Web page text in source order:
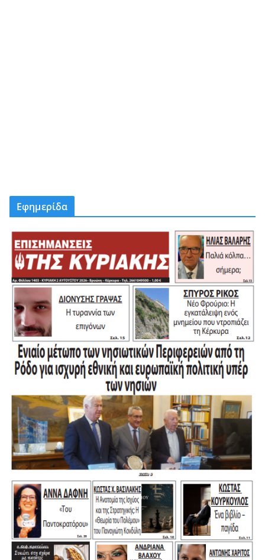
Εφημερίδα